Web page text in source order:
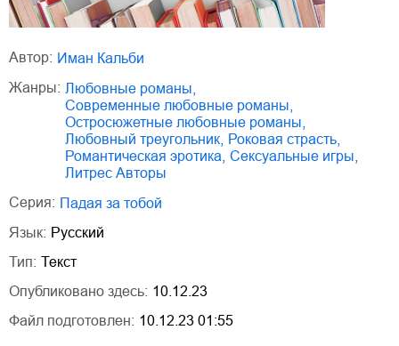
Автор:
Иман Кальби
Жанры:
любовные романы
современные любовные романы
остросюжетные любовные романы
любовный треугольник
роковая страсть
романтическая эротика
сексуальные игры
Литрес Авторы
Серия:
Падая за тобой
Язык: Русский
Тип: Текст
Опубликовано здесь: 10.12.23
Файл подготовлен: 10.12.23 01:55